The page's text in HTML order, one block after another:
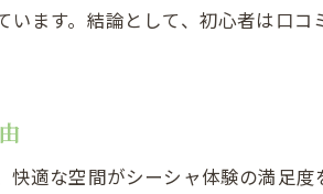
シーシャカフェの営業許可と安心
衛生管理が行き届いたシーシャカフ
シーシャカフェ利用時の注意すべき
ます。結論として、初心者は口
適な空間がシーシャ体験の満足